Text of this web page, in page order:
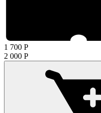
1 700 Р
2 000 Р